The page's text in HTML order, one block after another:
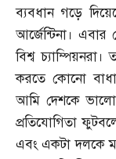
ব্যবধান গড়ে
আর্জেন্টিনা।
বিশ্ব
করতে কোনো বাধা
আমি দেশকে
প্রতিযোগিতা
এবং একটা দলকে